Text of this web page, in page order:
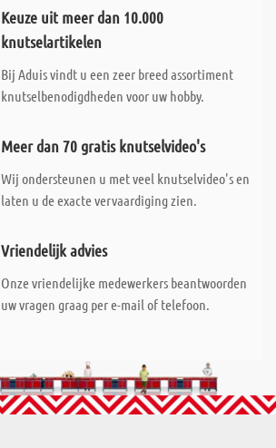
Keuze uit meer dan 10.000
knutselartikelen
Bij Aduis vindt u een zeer breed assortiment
knutselbenodigdheden voor uw hobby.
Meer dan 70 gratis knutselvideo's
Wij ondersteunen u met veel knutselvideo's en
laten u de exacte vervaardiging zien.
Vriendelijk advies
Onze vriendelijke medewerkers beantwoorden
uw vragen graag per e-mail of telefoon.